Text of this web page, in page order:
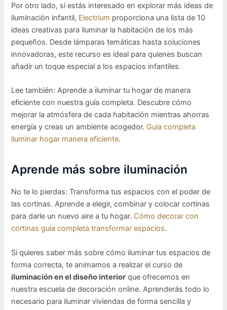
Por otro lado, si estás interesado en explorar más ideas de
iluminación infantil, Electrium proporciona una lista de 10
ideas creativas para iluminar la habitación de los más
pequeños. Desde lámparas temáticas hasta soluciones
innovadoras, este recurso es ideal para quienes buscan
añadir un toque especial a los espacios infantiles.
Lee también: Aprende a iluminar tu hogar de manera
eficiente con nuestra guía completa. Descubre cómo
mejorar la atmósfera de cada habitación mientras ahorras
energía y creas un ambiente acogedor. Guía completa
iluminar hogar manera eficiente.
Aprende más sobre iluminación
No te lo pierdas: Transforma tus espacios con el poder de
las cortinas. Aprende a elegir, combinar y colocar cortinas
para darle un nuevo aire a tu hogar. Cómo decorar con
cortinas guía completa transformar espacios.
Si quieres saber más sobre cómo iluminar tus espacios de
forma correcta, te animamos a realizar el curso de
iluminación en el diseño interior que ofrecemos en
nuestra escuela de decoración online. Aprenderás todo lo
necesario para iluminar viviendas de forma sencilla y